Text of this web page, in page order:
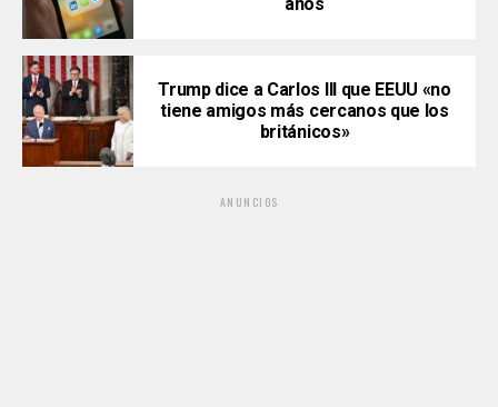
Trump dice a Carlos III que EEUU «no
tiene amigos más cercanos que los
británicos»
ANUNCIOS